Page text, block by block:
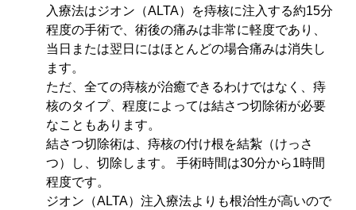
入療法はジオン（ALTA）を痔核に注入する約15分
程度の手術で、術後の痛みは非常に軽度であり、
当日または翌日にはほとんどの場合痛みは消失し
ます。
ただ、全ての痔核が治癒できるわけではなく、痔
核のタイプ、程度によっては結さつ切除術が必要
なこともあります。
結さつ切除術は、痔核の付け根を結紮（けっさ
つ）し、切除します。 手術時間は30分から1時間
程度です。
ジオン（ALTA）注入療法よりも根治性が高いので